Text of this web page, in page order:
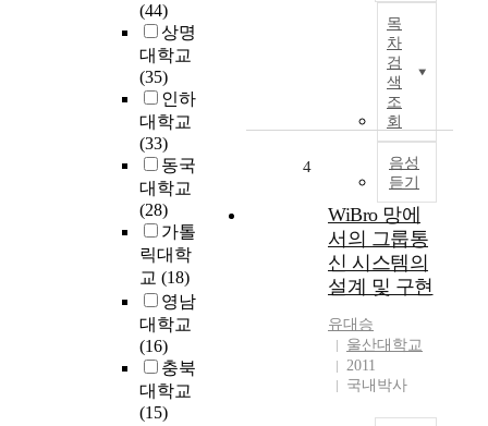
(44)
상명
대학교
(35)
인하
대학교
(33)
동국
대학교
(28)
가톨
릭대학
교 (18)
영남
대학교
(16)
충북
대학교
(15)
히
목
차
검
색
조
회
음성
듣기
4
WiBro 망에
서의 그룹통
신 시스템의
설계 및 구현
유대승
울산대학교
2011
국내박사